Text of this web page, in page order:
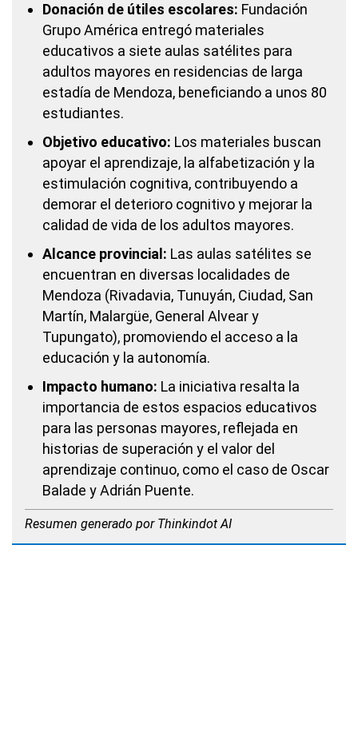
Donación de útiles escolares: Fundación
Grupo América entregó materiales
educativos a siete aulas satélites para
adultos mayores en residencias de larga
estadía de Mendoza, beneficiando a unos 80
estudiantes.
Objetivo educativo: Los materiales buscan
apoyar el aprendizaje, la alfabetización y la
estimulación cognitiva, contribuyendo a
demorar el deterioro cognitivo y mejorar la
calidad de vida de los adultos mayores.
Alcance provincial: Las aulas satélites se
encuentran en diversas localidades de
Mendoza (Rivadavia, Tunuyán, Ciudad, San
Martín, Malargüe, General Alvear y
Tupungato), promoviendo el acceso a la
educación y la autonomía.
Impacto humano: La iniciativa resalta la
importancia de estos espacios educativos
para las personas mayores, reflejada en
historias de superación y el valor del
aprendizaje continuo, como el caso de Oscar
Balade y Adrián Puente.
Resumen generado por Thinkindot AI